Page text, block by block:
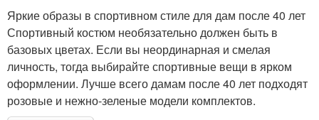
Яркие образы в спортивном стиле для дам после 40 лет
Спортивный костюм необязательно должен быть в
базовых цветах. Если вы неординарная и смелая
личность, тогда выбирайте спортивные вещи в ярком
оформлении. Лучше всего дамам после 40 лет подходят
розовые и нежно-зеленые модели комплектов.